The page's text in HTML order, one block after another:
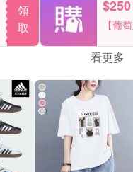
領
取
$250
【葡
看更多